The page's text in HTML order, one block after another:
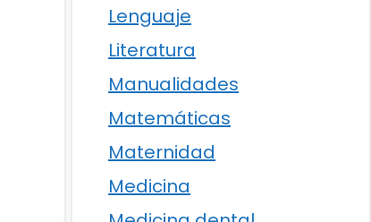
Lenguaje
Literatura
Manualidades
Matemáticas
Maternidad
Medicina